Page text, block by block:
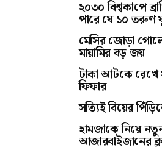
২০৩০ বিশ্বকাপে
পারে যে ১০ তরুণ
মেসির জোড়া
মায়ামির বড় জয়
টাকা আটকে রেখে
ফিফার
সত্যিই বিয়ের
হামজাকে নিয়ে
আজারবাইজানের